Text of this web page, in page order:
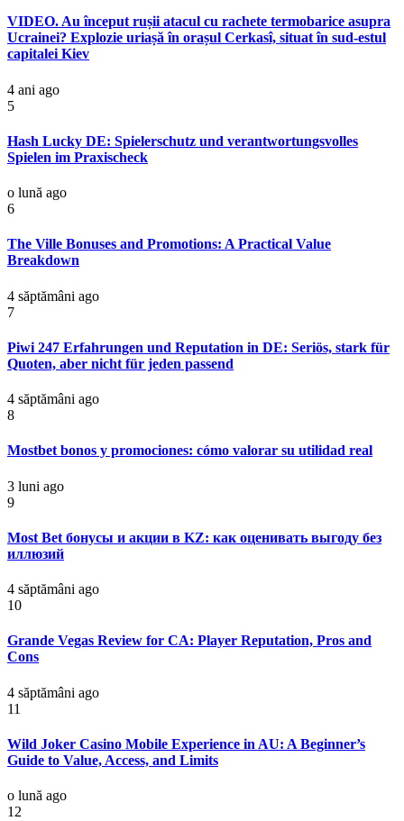
VIDEO. Au început rușii atacul cu rachete termobarice asupra
Ucrainei? Explozie uriașă în orașul Cerkasî, situat în sud-estul
capitalei Kiev
4 ani ago
5
Hash Lucky DE: Spielerschutz und verantwortungsvolles
Spielen im Praxischeck
o lună ago
6
The Ville Bonuses and Promotions: A Practical Value
Breakdown
4 săptămâni ago
7
Piwi 247 Erfahrungen und Reputation in DE: Seriös, stark für
Quoten, aber nicht für jeden passend
4 săptămâni ago
8
Mostbet bonos y promociones: cómo valorar su utilidad real
3 luni ago
9
Most Bet бонусы и акции в KZ: как оценивать выгоду без
иллюзий
4 săptămâni ago
10
Grande Vegas Review for CA: Player Reputation, Pros and
Cons
4 săptămâni ago
11
Wild Joker Casino Mobile Experience in AU: A Beginner’s
Guide to Value, Access, and Limits
o lună ago
12